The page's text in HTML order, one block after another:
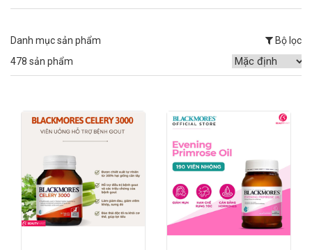
Danh mục sản phẩm
Bộ lọc
478 sản phẩm